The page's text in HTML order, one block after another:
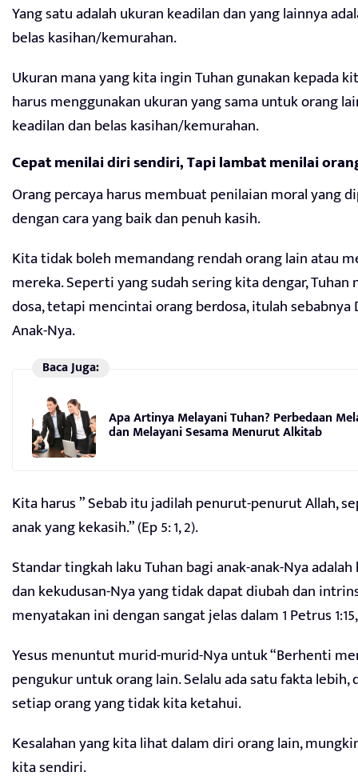
Yang satu adalah ukuran keadilan dan yang lainnya
belas kasihan/kemurahan.
Ukuran mana yang kita ingin Tuhan gunakan kepada
harus menggunakan ukuran yang sama untuk orang
keadilan dan belas kasihan/kemurahan.
Cepat menilai diri sendiri, Tapi lambat menilai
Orang percaya harus membuat penilaian moral yang
dengan cara yang baik dan penuh kasih.
Kita tidak boleh memandang rendah orang lain atau
mereka. Seperti yang sudah sering kita dengar, Tuhan
dosa, tetapi mencintai orang berdosa, itulah sebabnya
Anak-Nya.
Baca Juga:
Apa Artinya Melayani Tuhan? Perbedaan
dan Melayani Sesama Menurut Alkitab
Kita harus ” Sebab itu jadilah penurut-penurut Allah,
anak yang kekasih.” (Ep 5: 1, 2).
Standar tingkah laku Tuhan bagi anak-anak-Nya
dan kekudusan-Nya yang tidak dapat diubah dan
menyatakan ini dengan sangat jelas dalam 1 Petrus 1:15,
Yesus menuntut murid-murid-Nya untuk “Berhenti
pengukur untuk orang lain. Selalu ada satu fakta lebih,
setiap orang yang tidak kita ketahui.
Kesalahan yang kita lihat dalam diri orang lain,
kita sendiri.